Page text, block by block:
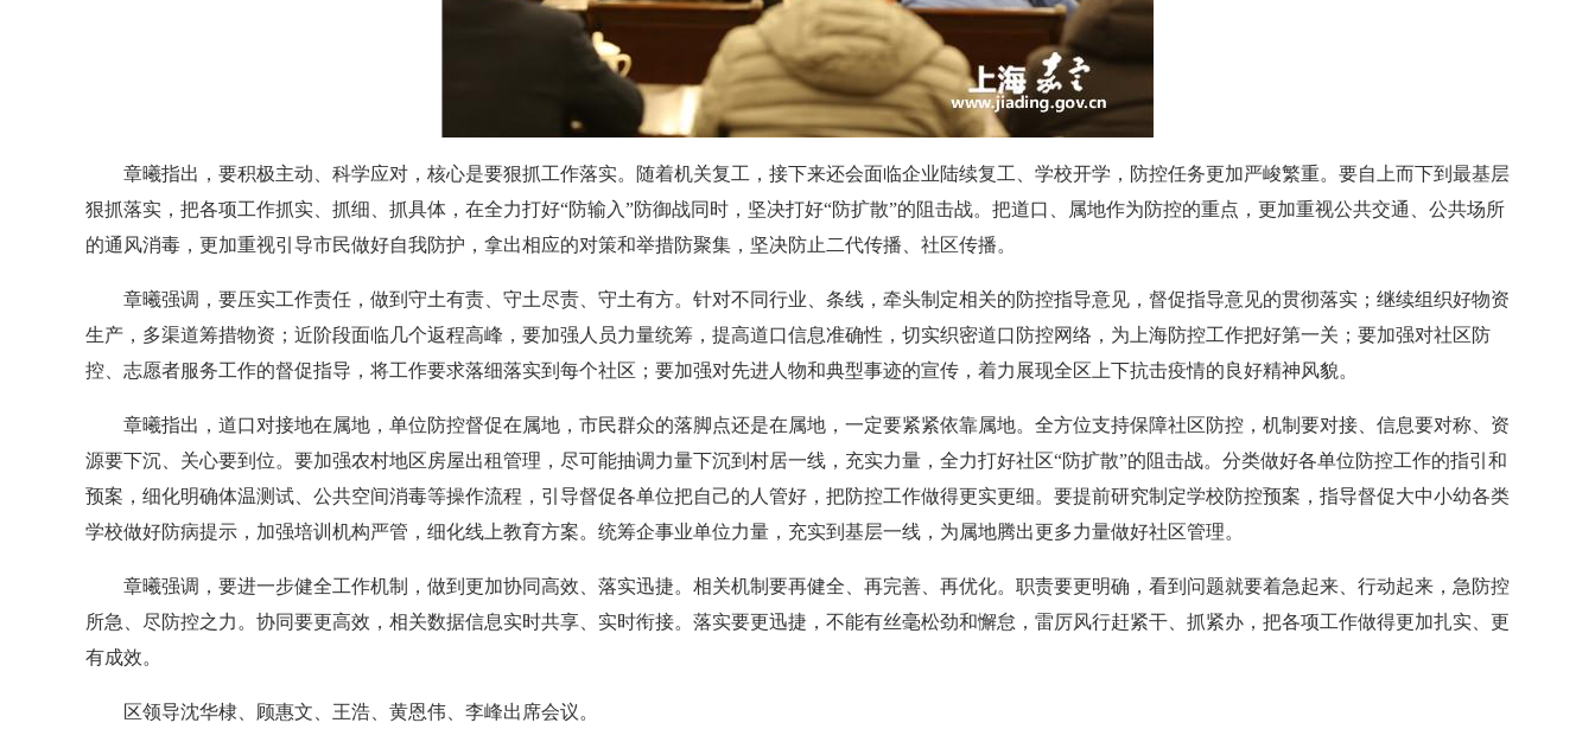
章曦指出，要积极主动、科学应对，核心是要狠抓工作落实。随着机关复工，接下来还会面临企业陆续复工、学校开学，防控任务更加严峻繁重。要自上而下到最基层
狠抓落实，把各项工作抓实、抓细、抓具体，在全力打好“防输入”防御战同时，坚决打好“防扩散”的阻击战。把道口、属地作为防控的重点，更加重视公共交通、公共场所
的通风消毒，更加重视引导市民做好自我防护，拿出相应的对策和举措防聚集，坚决防止二代传播、社区传播。
章曦强调，要压实工作责任，做到守土有责、守土尽责、守土有方。针对不同行业、条线，牵头制定相关的防控指导意见，督促指导意见的贯彻落实；继续组织好物资
生产，多渠道筹措物资；近阶段面临几个返程高峰，要加强人员力量统筹，提高道口信息准确性，切实织密道口防控网络，为上海防控工作把好第一关；要加强对社区防
控、志愿者服务工作的督促指导，将工作要求落细落实到每个社区；要加强对先进人物和典型事迹的宣传，着力展现全区上下抗击疫情的良好精神风貌。
章曦指出，道口对接地在属地，单位防控督促在属地，市民群众的落脚点还是在属地，一定要紧紧依靠属地。全方位支持保障社区防控，机制要对接、信息要对称、资
源要下沉、关心要到位。要加强农村地区房屋出租管理，尽可能抽调力量下沉到村居一线，充实力量，全力打好社区“防扩散”的阻击战。分类做好各单位防控工作的指引和
预案，细化明确体温测试、公共空间消毒等操作流程，引导督促各单位把自己的人管好，把防控工作做得更实更细。要提前研究制定学校防控预案，指导督促大中小幼各类
学校做好防病提示，加强培训机构严管，细化线上教育方案。统筹企事业单位力量，充实到基层一线，为属地腾出更多力量做好社区管理。
章曦强调，要进一步健全工作机制，做到更加协同高效、落实迅捷。相关机制要再健全、再完善、再优化。职责要更明确，看到问题就要着急起来、行动起来，急防控
所急、尽防控之力。协同要更高效，相关数据信息实时共享、实时衔接。落实要更迅捷，不能有丝毫松劲和懈怠，雷厉风行赶紧干、抓紧办，把各项工作做得更加扎实、更
有成效。
区领导沈华棣、顾惠文、王浩、黄恩伟、李峰出席会议。